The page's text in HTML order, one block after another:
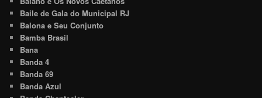
Baile de Gala do Municipal RJ
Balona e Seu Conjunto
Bamba Brasil
Bana
Banda 4
Banda 69
Banda Azul